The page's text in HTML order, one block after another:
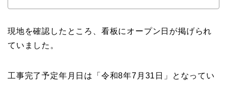
現地を確認したところ、看板にオープン日が掲げられ
ていました。
工事完了予定年月日は「令和8年7月31日」
となってい